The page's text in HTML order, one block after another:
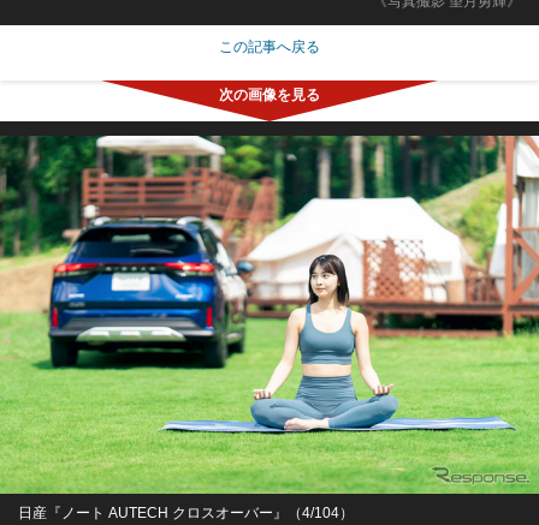
この記事へ戻る
日産『ノート AUTECH クロスオーバー』（4/104）